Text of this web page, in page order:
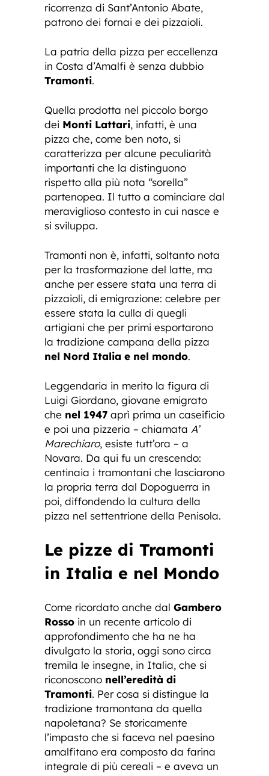
ricorrenza di Sant’Antonio Abate,
patrono dei fornai e dei pizzaioli.
La patria della pizza per eccellenza
in Costa d’Amalfi è senza dubbio
Tramonti.
Quella prodotta nel piccolo borgo
dei Monti Lattari, infatti, è una
pizza che, come ben noto, si
caratterizza per alcune peculiarità
importanti che la distinguono
rispetto alla più nota “sorella”
partenopea. Il tutto a cominciare dal
meraviglioso contesto in cui nasce e
si sviluppa.
Tramonti non è, infatti, soltanto nota
per la trasformazione del latte, ma
anche per essere stata una terra di
pizzaioli, di emigrazione: celebre per
essere stata la culla di quegli
artigiani che per primi esportarono
la tradizione campana della pizza
nel Nord Italia e nel mondo.
Leggendaria in merito la figura di
Luigi Giordano, giovane emigrato
che nel 1947 aprì prima un caseificio
e poi una pizzeria – chiamata A’
Marechiaro, esiste tutt’ora – a
Novara. Da qui fu un crescendo:
centinaia i tramontani che lasciarono
la propria terra dal Dopoguerra in
poi, diffondendo la cultura della
pizza nel settentrione della Penisola.
Le pizze di Tramonti
in Italia e nel Mondo
Come ricordato anche dal Gambero
Rosso in un recente articolo di
approfondimento che ha ne ha
divulgato la storia, oggi sono circa
tremila le insegne, in Italia, che si
riconoscono nell’eredità di
Tramonti. Per cosa si distingue la
tradizione tramontana da quella
napoletana? Se storicamente
l’impasto che si faceva nel paesino
amalfitano era composto da farina
integrale di più cereali – e aveva un